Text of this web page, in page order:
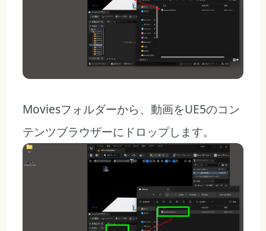
Moviesフォルダーから、動画をUE5のコン
テンツブラウザーにドロップします。